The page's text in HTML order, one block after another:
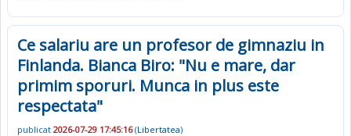
Ce salariu are un profesor de gimnaziu in
Finlanda. Bianca Biro: "Nu e mare, dar
primim sporuri. Munca in plus este
respectata"
publicat 2026-07-29 17:45:16(Libertatea)